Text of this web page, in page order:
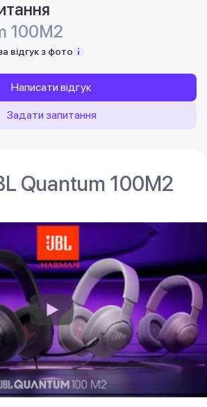
100M2
відгук з фото
Написати відгук
Задати запитання
Quantum 100M2